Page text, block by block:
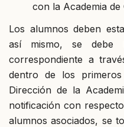
con la Academia de
Los alumnos deben
así mismo, se debe
correspondiente a
dentro de los
Dirección de la
notificación con
alumnos asociados, se